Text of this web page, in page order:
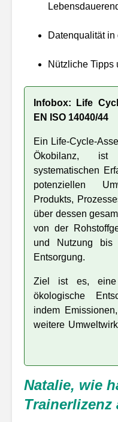
Datenqualität
Nützliche Tipps
Infobox: Life
EN ISO 14040/44
Ein Life-Cycle-
Ökobilanz,
systematischen
potenziellen
Produkts,
über dessen
von der
und Nutzung
Entsorgung.
Ziel ist es, eine
ökologische
indem
weitere
Natalie, wie